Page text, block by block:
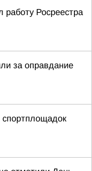
работу Росреестра
за оправдание
спортплощадок